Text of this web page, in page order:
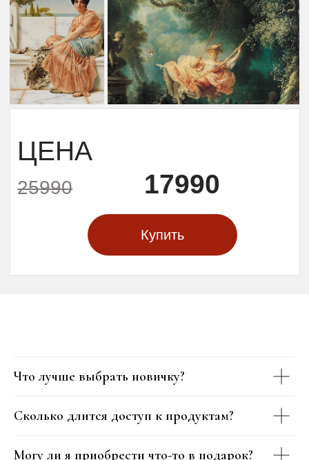
Что лучше выбрать новичку?
Сколько длится доступ к продуктам?
Могу ли я приобрести что-то в подарок?